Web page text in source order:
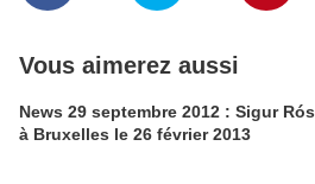
Vous aimerez aussi
News 29 septembre 2012 : Sigur Rós
à Bruxelles le 26 février 2013